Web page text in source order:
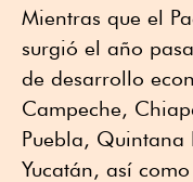
Mientras que el
surgió el año
de desarrollo
Campeche,
Puebla, Quintana
Yucatán, así